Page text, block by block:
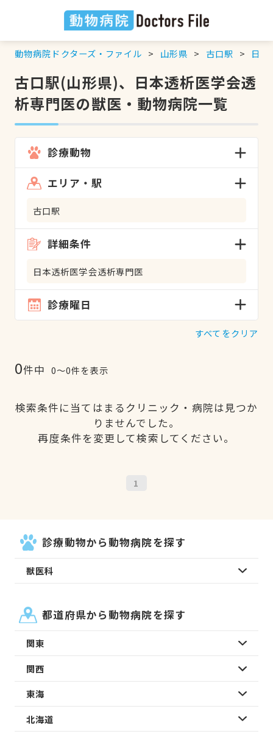
動物病院ドクターズ・ファイル 山形県 古口駅 日本
古口駅(山形県)、日本透析医学会透
析専門医の獣医・動物病院一覧
診療動物
エリア・駅
古口駅
詳細条件
日本透析医学会透析専門医
診療曜日
すべてをクリア
0件中 0〜0件を表示
検索条件に当てはまるクリニック・病院は見つか
りませんでした。
再度条件を変更して検索してください。
1
診療動物から動物病院を探す
獣医科
都道府県から動物病院を探す
関東
関西
東海
北海道